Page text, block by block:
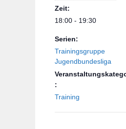
Zeit:
18:00 - 19:30
Serien:
Trainingsgruppe
Jugendbundesliga
:
Training